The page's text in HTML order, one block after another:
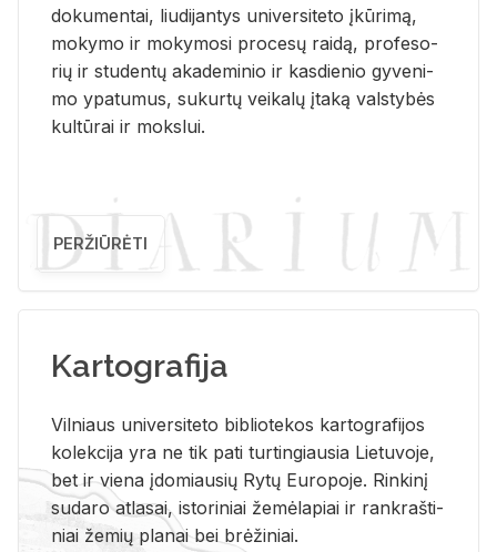
do­ku­men­tai, liu­di­jan­tys uni­ver­si­te­to įkū­ri­mą,
mo­ky­mo ir mo­ky­mo­si pro­ce­sų rai­dą, pro­fe­so­
rių ir stu­den­tų aka­de­mi­nio ir kas­die­nio gy­ve­ni­
mo ypa­tu­mus, su­kur­tų vei­ka­lų įta­ką vals­ty­bės
kul­tū­rai ir moks­lui.
PERŽIŪRĖTI
Kartografija
Vil­niaus uni­ver­si­te­to bi­b­lio­te­kos kar­to­gra­fi­jos
ko­lek­ci­ja yra ne tik pati tur­tin­giau­sia Lie­tu­vo­je,
bet ir vie­na įdo­miau­sių Rytų Eu­ro­po­je. Rin­ki­nį
su­da­ro at­la­sai, is­to­ri­niai že­mė­la­piai ir rank­raš­ti­
niai že­mių pla­nai bei brė­ži­niai.